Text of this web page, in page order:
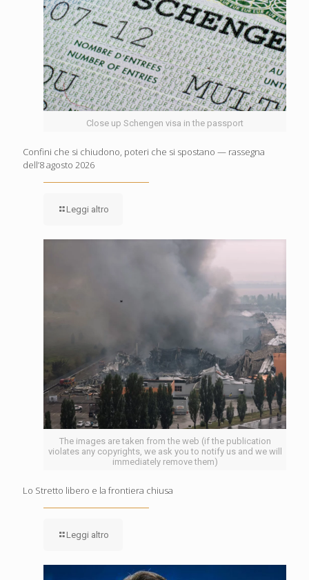
Close up Schengen visa in the passport
Confini che si chiudono, poteri che si spostano — rassegna
dell’8 agosto 2026
Leggi altro
The images are taken from the web (if the publication
violates any copyrights, we ask you to notify us and we will
immediately remove them)
Lo Stretto libero e la frontiera chiusa
Leggi altro